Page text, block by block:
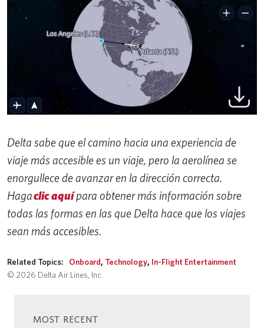
Delta sabe que el camino hacia una experiencia de
viaje más accesible es un viaje, pero la aerolínea se
enorgullece de avanzar en la dirección correcta.
Hagaclic aquípara obtener más información sobre
todas las formas en las que Delta hace que los viajes
sean más accesibles.
Related Topics: Onboard, Technology, In-Flight Entertainment
© 2026 Delta Air Lines, Inc.
MOST RECENT